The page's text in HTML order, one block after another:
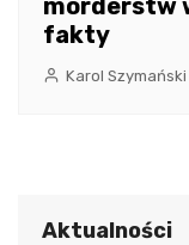
morderstw
fakty
Karol Szymański
Aktualności